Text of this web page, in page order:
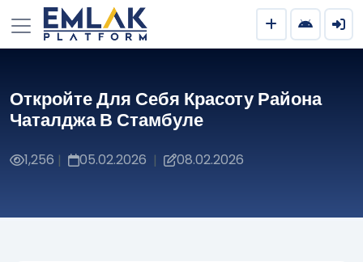
Откройте Для Себя Красоту Района
Чаталджа В Стамбуле
1,256 | 05.02.2026 | 08.02.2026